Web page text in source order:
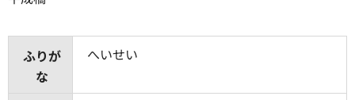
ふりが
な
へいせい